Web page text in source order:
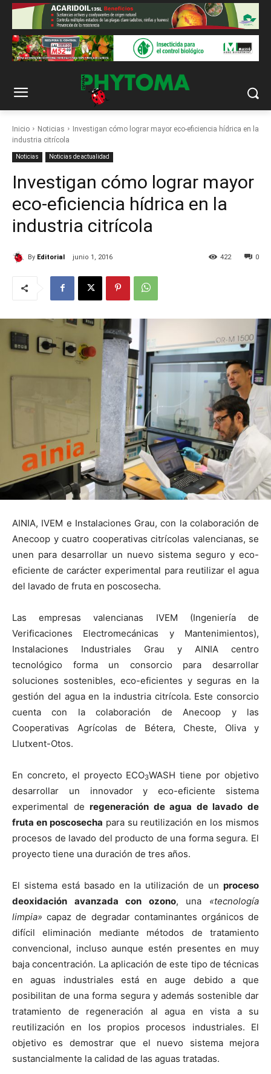
Inicio Noticias
Investigan cómo lograr mayor eco-eficiencia hídrica en la
industria citrícola
Noticias Noticias de actualidad
Investigan cómo lograr mayor
eco-eficiencia hídrica en la
industria citrícola
By Editorial junio 1, 2016 0
422
AINIA, IVEM e Instalaciones Grau, con la colaboración de
Anecoop y cuatro cooperativas citrícolas valencianas, se
unen para desarrollar un nuevo sistema seguro y eco-
eficiente de carácter experimental para reutilizar el agua
del lavado de fruta en poscosecha.
Las empresas valencianas IVEM (Ingeniería de
Verificaciones Electromecánicas y Mantenimientos),
Instalaciones Industriales Grau y AINIA centro
tecnológico forma un consorcio para desarrollar
soluciones sostenibles, eco-eficientes y seguras en la
gestión del agua en la industria citrícola. Este consorcio
cuenta con la colaboración de Anecoop y las
Cooperativas Agrícolas de Bétera, Cheste, Oliva y
Llutxent-Otos.
En concreto, el proyecto ECO3WASH tiene por objetivo
desarrollar un innovador y eco-eficiente sistema
experimental deregeneración de agua de lavado de
fruta en poscosecha para su reutilización en los mismos
procesos de lavado del producto de una forma segura. El
proyecto tiene una duración de tres años.
El sistema está basado en la utilización de un proceso
deoxidación avanzada con ozono, una «tecnología
limpia» capaz de degradar contaminantes orgánicos de
difícil eliminación mediante métodos de tratamiento
convencional, incluso aunque estén presentes en muy
baja concentración. La aplicación de este tipo de técnicas
en aguas industriales está en auge debido a que
posibilitan de una forma segura y además sostenible dar
tratamiento de regeneración al agua en vista a su
reutilización en los propios procesos industriales. El
objetivo es demostrar que el nuevo sistema mejora
sustancialmente la calidad de las aguas tratadas.